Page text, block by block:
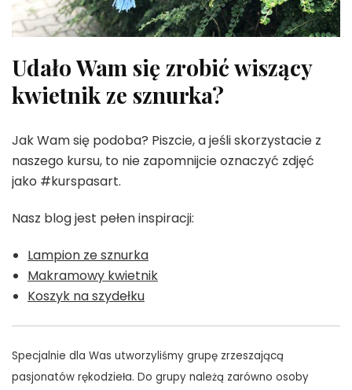
Udało Wam się zrobić wiszący
kwietnik ze sznurka?
Jak Wam się podoba? Piszcie, a jeśli skorzystacie z
naszego kursu, to nie zapomnijcie oznaczyć zdjęć
jako #kurspasart.
Nasz blog jest pełen inspiracji:
Lampion ze sznurka
Makramowy kwietnik
Koszyk na szydełku
Specjalnie dla Was utworzyliśmy grupę zrzeszającą
pasjonatów rękodzieła. Do grupy należą zarówno osoby